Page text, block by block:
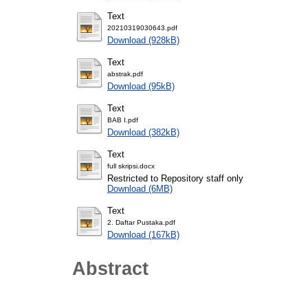
Text
20210319030643.pdf
Download (928kB)
Text
abstrak.pdf
Download (95kB)
Text
BAB I.pdf
Download (382kB)
Text
full skripsi.docx
Restricted to Repository staff only
Download (6MB)
Text
2. Daftar Pustaka.pdf
Download (167kB)
Abstract